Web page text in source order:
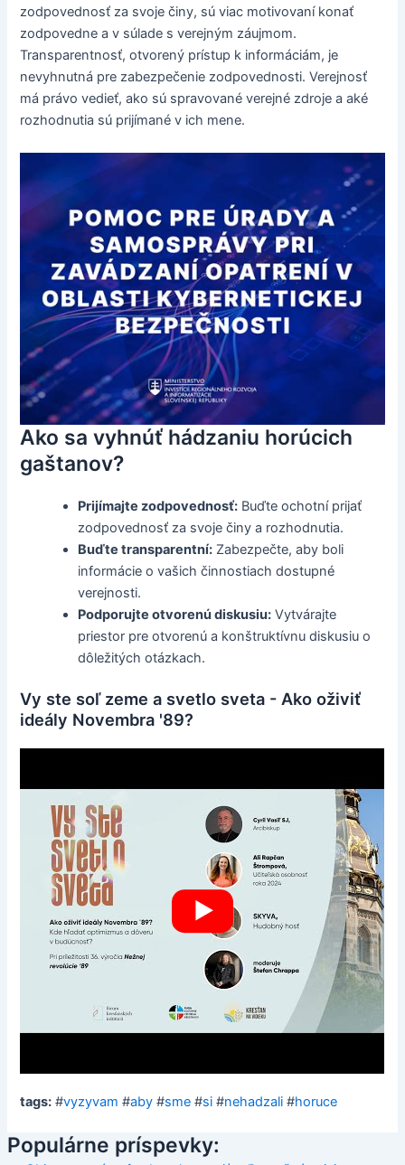
zodpovednosť za svoje činy, sú viac motivovaní konať
zodpovedne a v súlade s verejným záujmom.
Transparentnosť, otvorený prístup k informáciám, je
nevyhnutná pre zabezpečenie zodpovednosti. Verejnosť
má právo vedieť, ako sú spravované verejné zdroje a aké
rozhodnutia sú prijímané v ich mene.
Ako sa vyhnúť hádzaniu horúcich
gaštanov?
Prijímajte zodpovednosť: Buďte ochotní prijať
zodpovednosť za svoje činy a rozhodnutia.
Buďte transparentní: Zabezpečte, aby boli
informácie o vašich činnostiach dostupné
verejnosti.
Podporujte otvorenú diskusiu: Vytvárajte
priestor pre otvorenú a konštruktívnu diskusiu o
dôležitých otázkach.
Vy ste soľ zeme a svetlo sveta - Ako oživiť
ideály Novembra '89?
tags: #vyzyvam #aby #sme #si #nehadzali #horuce
Populárne príspevky: